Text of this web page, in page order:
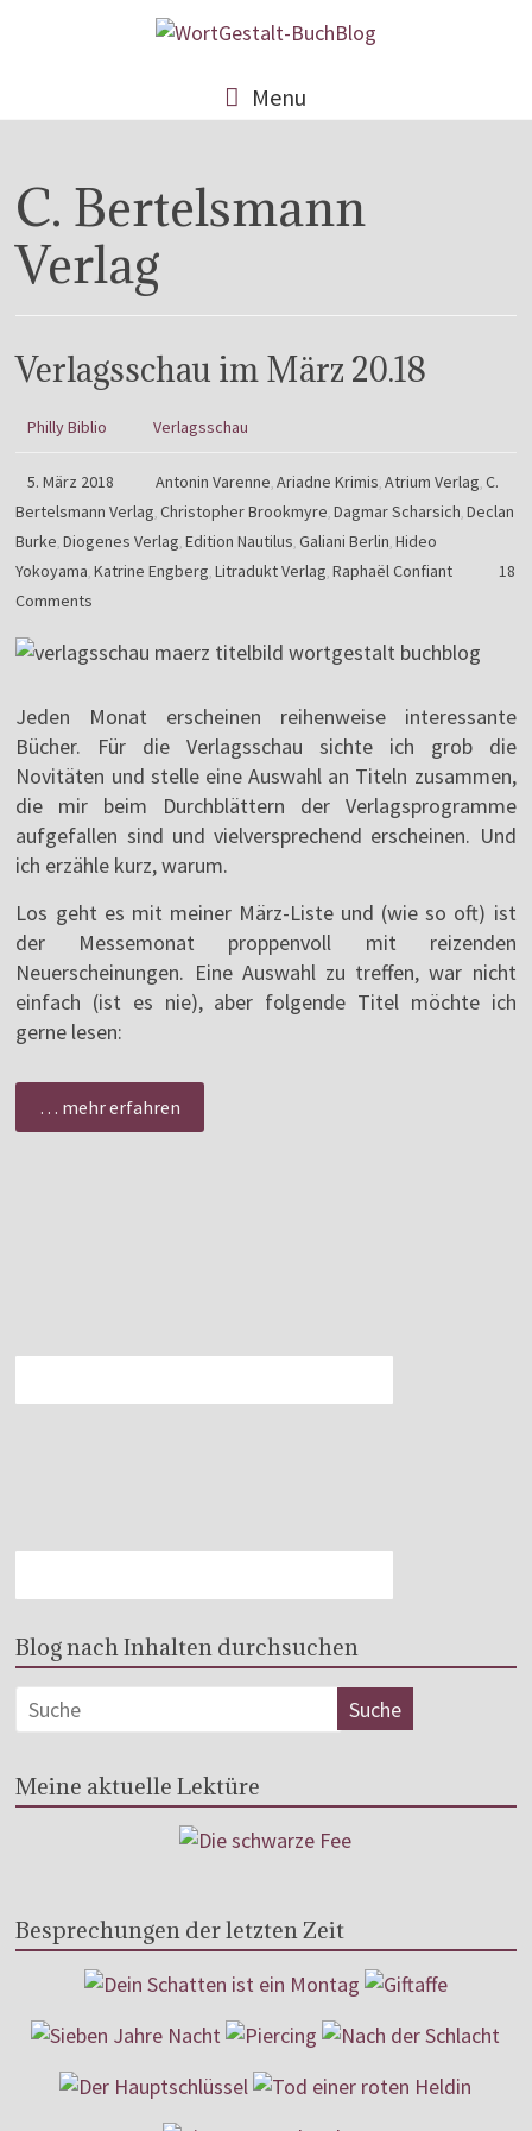
Menu
C. Bertelsmann
Verlag
Verlagsschau im März 20.18
Philly Biblio Verlagsschau
5. März 2018 Antonin Varenne,Ariadne Krimis,Atrium Verlag,C.
Bertelsmann Verlag,Christopher Brookmyre,Dagmar Scharsich,Declan
Burke,Diogenes Verlag,Edition Nautilus,Galiani Berlin,Hideo
Yokoyama,Katrine Engberg,Litradukt Verlag,Raphaël Confiant
18
Comments
Jeden Monat erscheinen reihenweise interessante
Bücher. Für die Verlagsschau sichte ich grob die
Novitäten und stelle eine Auswahl an Titeln zusammen,
die mir beim Durchblättern der Verlagsprogramme
aufgefallen sind und vielversprechend erscheinen. Und
ich erzähle kurz, warum.
Los geht es mit meiner März-Liste und (wie so oft) ist
der Messemonat proppenvoll mit reizenden
Neuerscheinungen. Eine Auswahl zu treffen, war nicht
einfach (ist es nie), aber folgende Titel möchte ich
gerne lesen:
… mehr erfahren
Blog nach Inhalten durchsuchen
Meine aktuelle Lektüre
Besprechungen der letzten Zeit